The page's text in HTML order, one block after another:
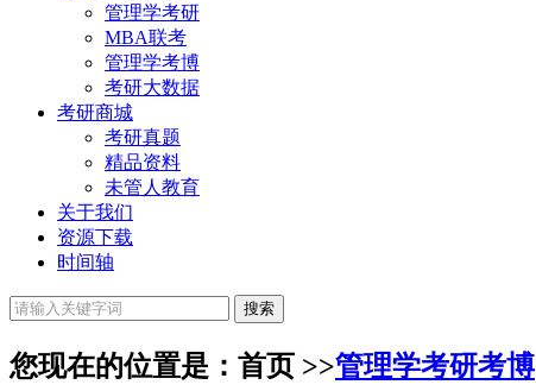
管理学考研
MBA联考
管理学考博
考研大数据
考研商城
考研真题
精品资料
未管人教育
关于我们
资源下载
时间轴
您现在的位置是：首页 >>管理学考研考博